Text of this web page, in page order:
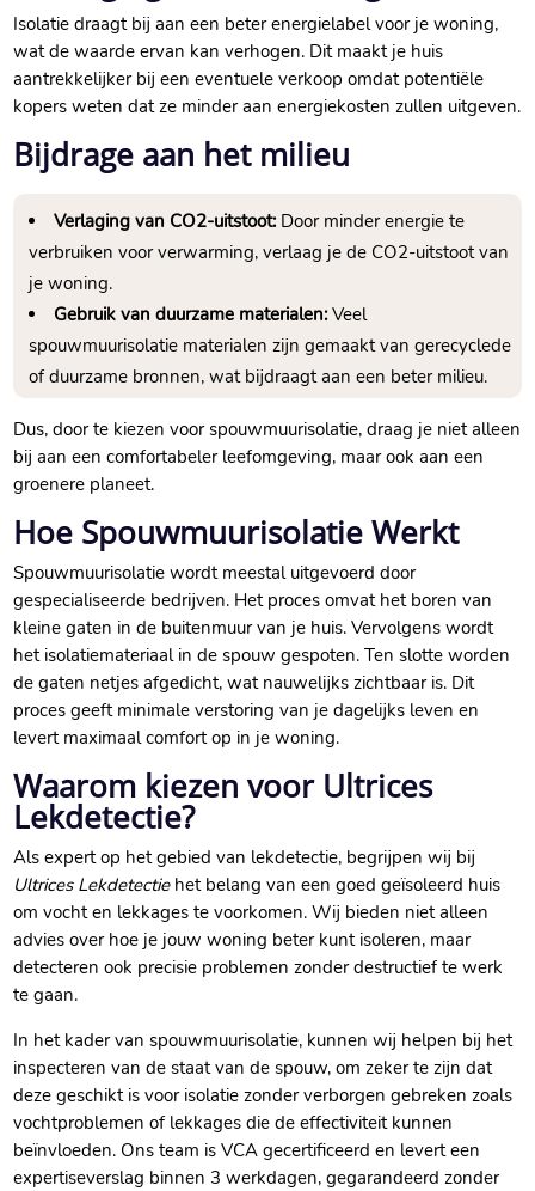
Isolatie draagt bij aan een beter energielabel voor je woning,
wat de waarde ervan kan verhogen.​ Dit maakt je huis
aantrekkelijker bij een eventuele verkoop omdat potentiële
kopers weten dat ze minder aan energiekosten zullen uitgeven.​
Bijdrage aan het milieu
Verlaging van CO2-uitstoot:Door minder energie te
verbruiken voor verwarming, verlaag je de CO2-uitstoot van
je woning.​
Gebruik van duurzame materialen:Veel
spouwmuurisolatie materialen zijn gemaakt van gerecyclede
of duurzame bronnen, wat bijdraagt aan een beter milieu.​
Dus, door te kiezen voor spouwmuurisolatie, draag je niet alleen
bij aan een comfortabeler leefomgeving, maar ook aan een
groenere planeet.​
Hoe Spouwmuurisolatie Werkt
Spouwmuurisolatie wordt meestal uitgevoerd door
gespecialiseerde bedrijven.​ Het proces omvat het boren van
kleine gaten in de buitenmuur van je huis.​ Vervolgens wordt
het isolatiemateriaal in de spouw gespoten.​ Ten slotte worden
de gaten netjes afgedicht, wat nauwelijks zichtbaar is.​ Dit
proces geeft minimale verstoring van je dagelijks leven en
levert maximaal comfort op in je woning.​
Waarom kiezen voor Ultrices
Lekdetectie?
Als expert op het gebied van lekdetectie, begrijpen wij bij
Ultrices Lekdetectiehet belang van een goed geïsoleerd huis
om vocht en lekkages te voorkomen.​ Wij bieden niet alleen
advies over hoe je jouw woning beter kunt isoleren, maar
detecteren ook precisie problemen zonder destructief te werk
te gaan.​
In het kader van spouwmuurisolatie, kunnen wij helpen bij het
inspecteren van de staat van de spouw, om zeker te zijn dat
deze geschikt is voor isolatie zonder verborgen gebreken zoals
vochtproblemen of lekkages die de effectiviteit kunnen
beïnvloeden.​ Ons team is VCA gecertificeerd en levert een
expertiseverslag binnen 3 werkdagen, gegarandeerd zonder